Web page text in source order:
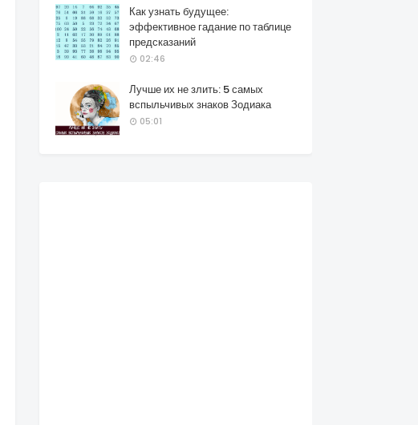
Как узнать будущее:
эффективное гадание по таблице
предсказаний
02:46
Лучше их не злить: 5 самых
вспыльчивых знаков Зодиака
05:01